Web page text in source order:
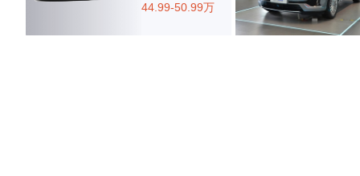
44.99-50.99万